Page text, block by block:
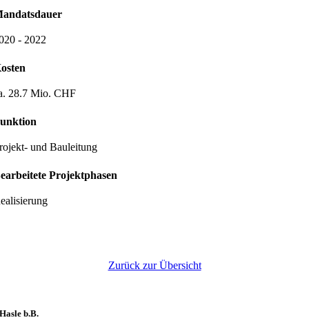
- 2022
28.7 Mio. CHF
und Bauleitung
Projektphasen
Zurück zur Übersicht
Hasle b.B.